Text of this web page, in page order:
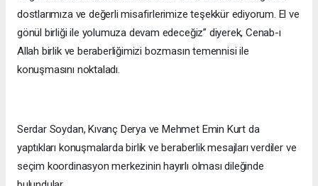
dostlarımıza ve değerli misafirlerimize teşekkür ediyorum. El ve
gönül birliği ile yolumuza devam edeceğiz” diyerek, Cenab-ı
Allah birlik ve beraberliğimizi bozmasın temennisi ile
konuşmasını noktaladı.
Serdar Soydan, Kıvanç Derya ve Mehmet Emin Kurt da
yaptıkları konuşmalarda birlik ve beraberlik mesajları verdiler ve
seçim koordinasyon merkezinin hayırlı olması dileğinde